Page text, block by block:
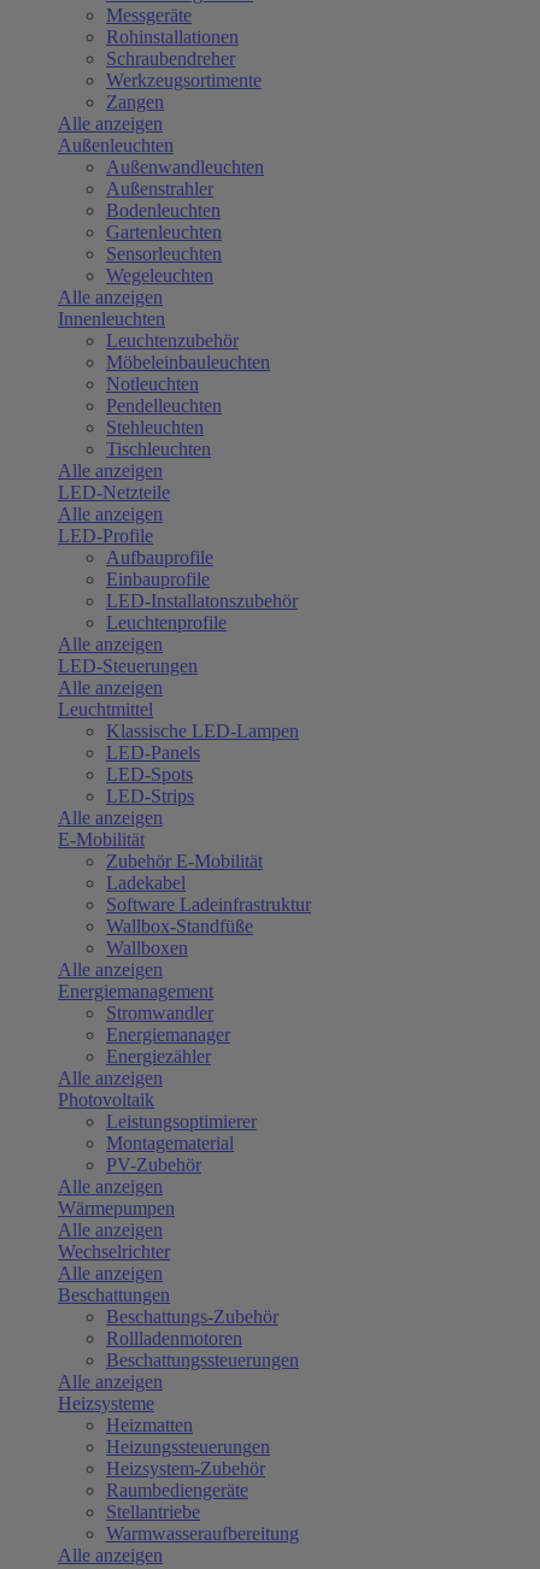
Messgeräte
Rohinstallationen
Schraubendreher
Werkzeugsortimente
Zangen
Alle anzeigen
Außenleuchten
Außenwandleuchten
Außenstrahler
Bodenleuchten
Gartenleuchten
Sensorleuchten
Wegeleuchten
Alle anzeigen
Innenleuchten
Leuchtenzubehör
Möbeleinbauleuchten
Notleuchten
Pendelleuchten
Stehleuchten
Tischleuchten
Alle anzeigen
LED-Netzteile
Alle anzeigen
LED-Profile
Aufbauprofile
Einbauprofile
LED-Installatonszubehör
Leuchtenprofile
Alle anzeigen
LED-Steuerungen
Alle anzeigen
Leuchtmittel
Klassische LED-Lampen
LED-Panels
LED-Spots
LED-Strips
Alle anzeigen
E-Mobilität
Zubehör E-Mobilität
Ladekabel
Software Ladeinfrastruktur
Wallbox-Standfüße
Wallboxen
Alle anzeigen
Energiemanagement
Stromwandler
Energiemanager
Energiezähler
Alle anzeigen
Photovoltaik
Leistungsoptimierer
Montagematerial
PV-Zubehör
Alle anzeigen
Wärmepumpen
Alle anzeigen
Wechselrichter
Alle anzeigen
Beschattungen
Beschattungs-Zubehör
Rollladenmotoren
Beschattungssteuerungen
Alle anzeigen
Heizsysteme
Heizmatten
Heizungssteuerungen
Heizsystem-Zubehör
Raumbediengeräte
Stellantriebe
Warmwasseraufbereitung
Alle anzeigen